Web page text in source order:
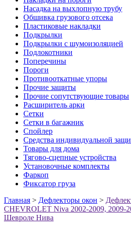
Насадка на выхлопную трубу
Обшивка грузового отсека
Пластиковые накладки
Подкрылки
Подкрылки с шумоизоляцией
Подлокотники
Поперечины
Пороги
Противооткатные упоры
Прочие защиты
Прочие сопутствующие товары
Расширитель арки
Сетки
Сетки в багажник
Спойлер
Средства индивидуальной
Товары для дома
Тягово-сцепные устройства
Установочные комплекты
Фаркоп
Фиксатор груза
Главная > Дефлекторы окон >
CHEVROLET Niva 2002-2009, 2009-
Шевроле Нива